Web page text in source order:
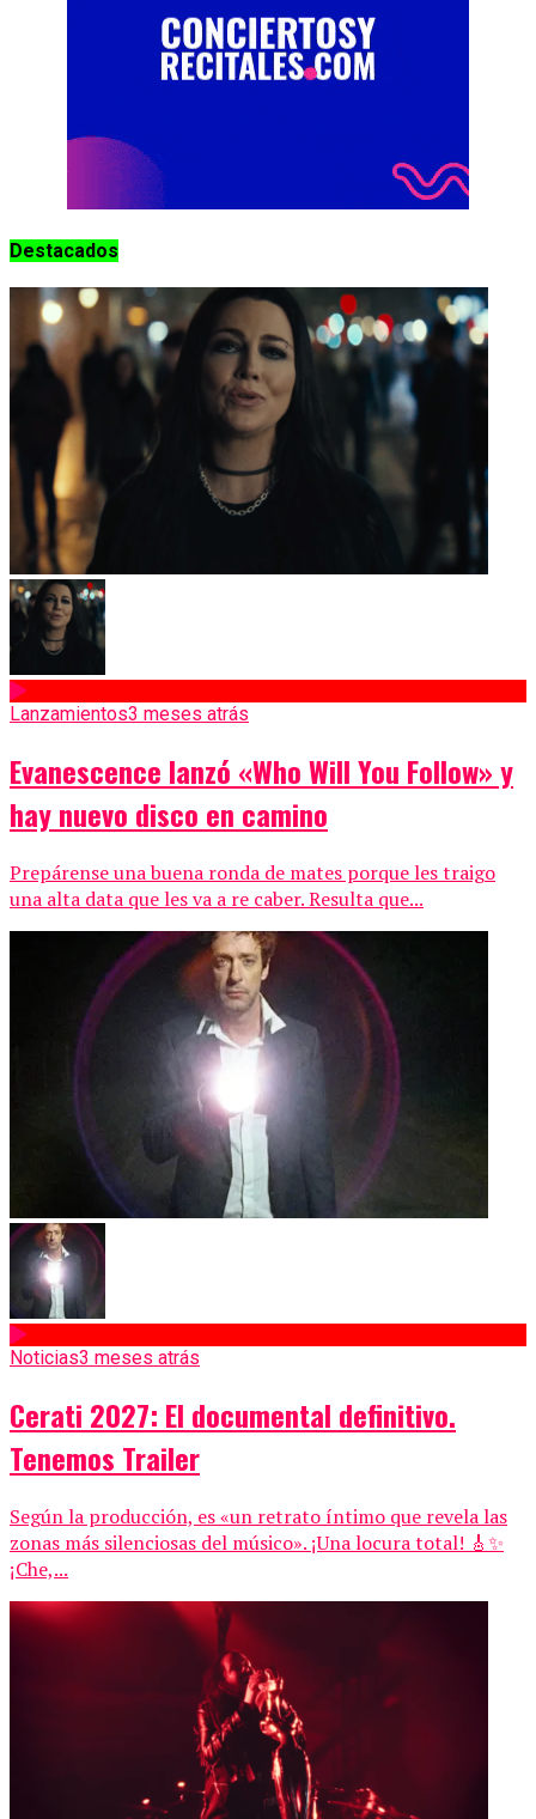
Destacados
Lanzamientos3 meses atrás
Evanescence lanzó «Who Will You Follow» y
hay nuevo disco en camino
Prepárense una buena ronda de mates porque les traigo
una alta data que les va a re caber. Resulta que...
Noticias3 meses atrás
Cerati 2027: El documental definitivo.
Tenemos Trailer
Según la producción, es «un retrato íntimo que revela las
zonas más silenciosas del músico». ¡Una locura total! 🎸✨
¡Che,...